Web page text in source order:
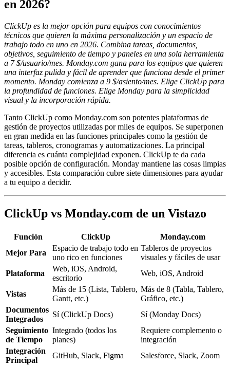
en 2026?
ClickUp es la mejor opción para equipos con conocimientos
técnicos que quieren la máxima personalización y un espacio de
trabajo todo en uno en 2026. Combina tareas, documentos,
objetivos, seguimiento de tiempo y paneles en una sola herramienta
a 7 $/usuario/mes. Monday.com gana para los equipos que quieren
una interfaz pulida y fácil de aprender que funciona desde el primer
momento. Monday comienza a 9 $/asiento/mes. Elige ClickUp para
la profundidad de funciones. Elige Monday para la simplicidad
visual y la incorporación rápida.
Tanto ClickUp como Monday.com son potentes plataformas de
gestión de proyectos utilizadas por miles de equipos. Se superponen
en gran medida en las funciones principales como la gestión de
tareas, tableros, cronogramas y automatizaciones. La principal
diferencia es cuánta complejidad exponen. ClickUp te da cada
posible opción de configuración. Monday mantiene las cosas limpias
y accesibles. Esta comparación cubre siete dimensiones para ayudar
a tu equipo a decidir.
ClickUp vs Monday.com de un Vistazo
Función ClickUp
Monday.com
Mejor Para
Espacio de trabajo todo en
uno rico en funciones
Tableros de proyectos
visuales y fáciles de usar
Plataforma
Web, iOS, Android,
escritorio
Web, iOS, Android
Vistas
Más de 15 (Lista, Tablero,
Gantt, etc.)
Más de 8 (Tabla, Tablero,
Gráfico, etc.)
Documentos
Integrados
Sí (ClickUp Docs)
Sí (Monday Docs)
Seguimiento
de Tiempo
Integrado (todos los
planes)
Requiere complemento o
integración
Integración
Principal
GitHub, Slack, Figma
Salesforce, Slack, Zoom